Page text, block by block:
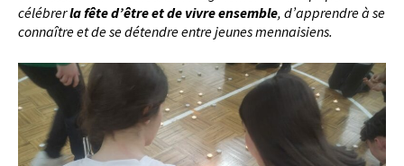
célébrerla fête d’être et de vivre ensemble, d’apprendre à se
connaître et de se détendre entre jeunes mennaisiens.